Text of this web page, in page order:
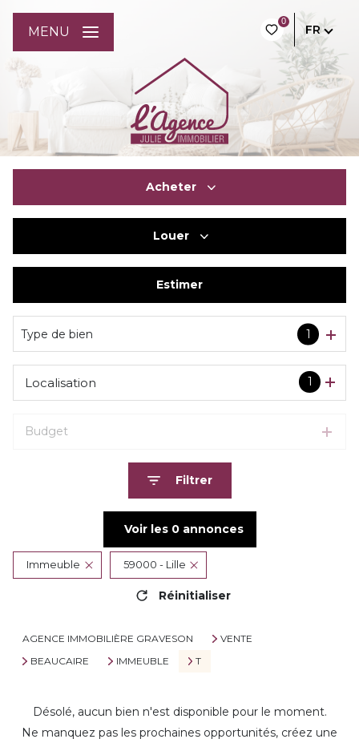
0
FR
MENU
Acheter
Du neuf
Louer
De l'immo pro
Estimer
Type de bien 1
1
Localisation
Budget
Filtrer
Voir les 0annonces
Immeuble 59000 - Lille
Réinitialiser
AGENCE IMMOBILIÈRE GRAVESON
VENTE
BEAUCAIRE
IMMEUBLE T
Désolé, aucun bien n'est disponible pour le moment.
Ne manquez pas les prochaines opportunités, créez une